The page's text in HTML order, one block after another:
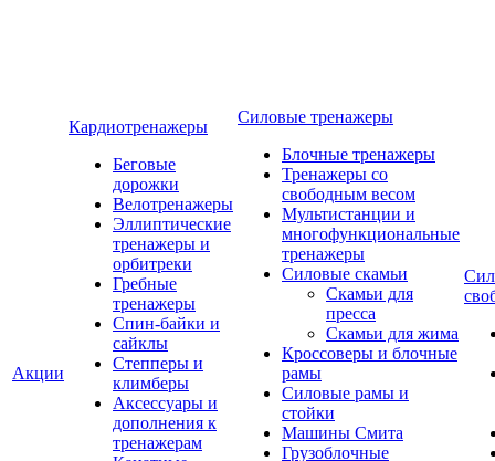
Акции
Кардиотренажеры
Беговые
дорожки
Велотренажеры
Эллиптические
тренажеры и
орбитреки
Гребные
тренажеры
Спин-байки и
сайклы
Степперы и
климберы
Аксессуары и
дополнения к
тренажерам
Силовые тренажеры
Блочные тренажеры
Тренажеры со
свободным весом
Мультистанции и
многофункциональные
тренажеры
Силовые скамьи
Скамьи для
пресса
Скамьи для жима
Кроссоверы и блочные
рамы
Силовые рамы и
стойки
Машины Смита
Грузоблочные